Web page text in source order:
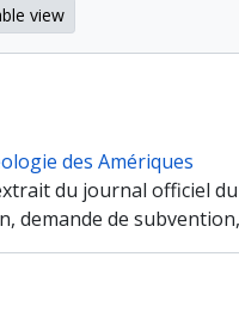
view
des Amériques
du journal officiel
demande de